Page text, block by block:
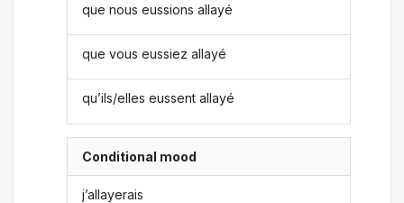
que nous eussions allayé
que vous eussiez allayé
qu’ils/elles eussent allayé
Conditional mood
j’allayerais